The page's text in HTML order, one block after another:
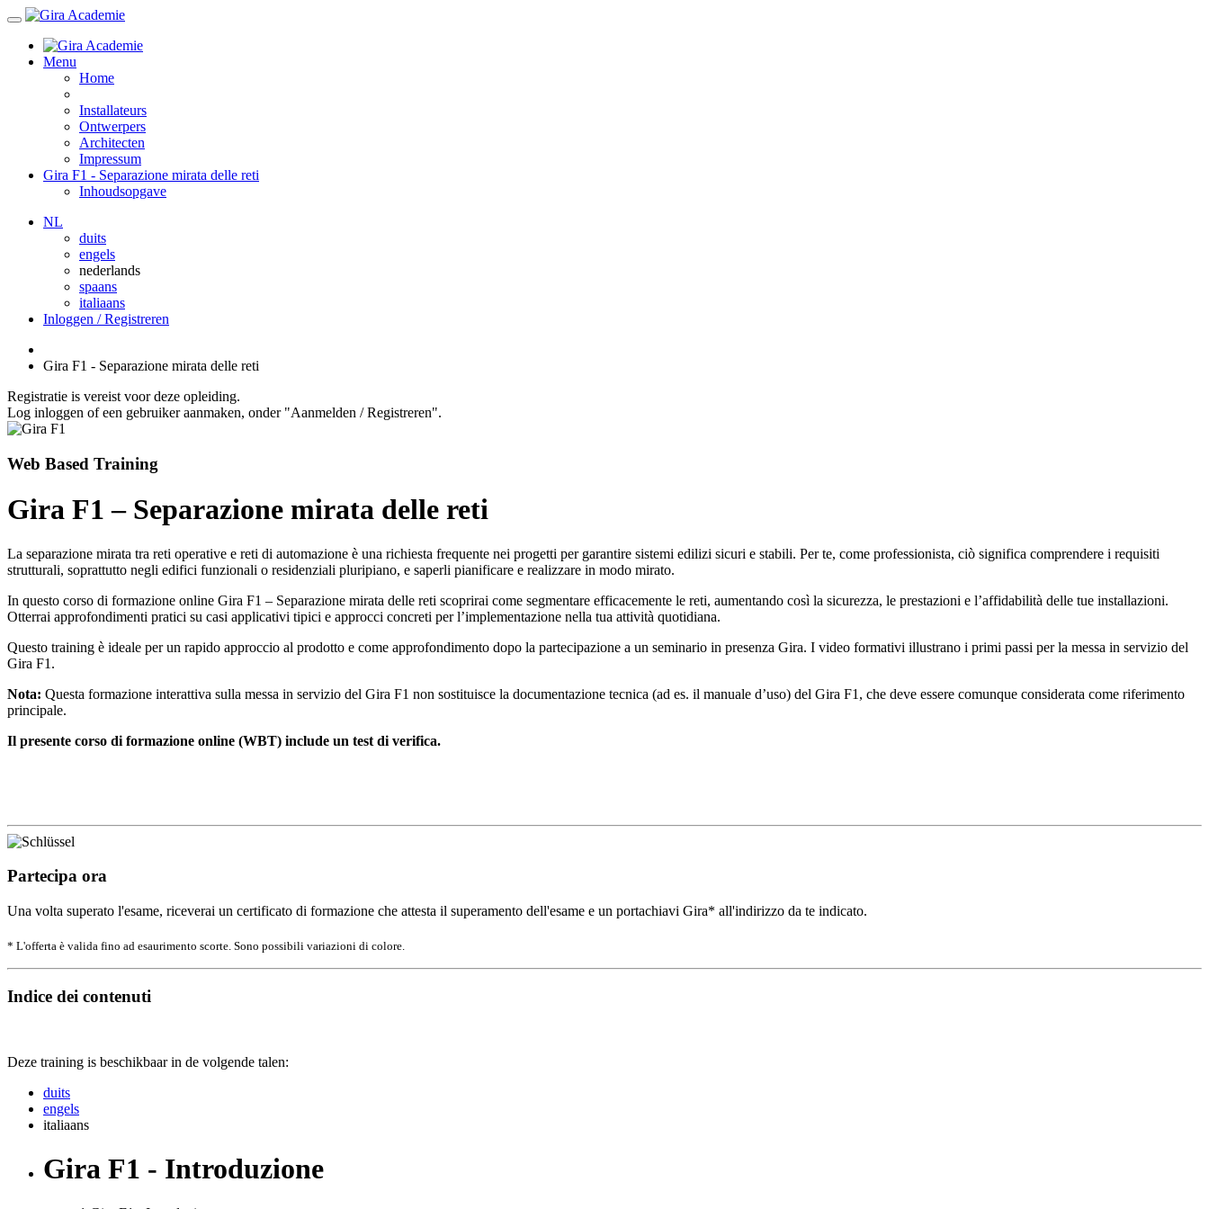
Menu
Home
Installateurs
Ontwerpers
Architecten
Impressum
Gira F1 - Separazione mirata delle reti
Inhoudsopgave
NL
duits
engels
nederlands
spaans
italiaans
Inloggen / Registreren
Gira F1 - Separazione mirata delle reti
Registratie is vereist voor deze opleiding.
Log inloggen of een gebruiker aanmaken, onder "Aanmelden / Registreren".
Web Based Training
Gira F1 – Separazione mirata delle reti
La separazione mirata tra reti operative e reti di automazione è una richiesta frequente nei progetti per garantire sistemi edilizi sicuri e stabili. Per te, come professionista, ciò significa comprendere i requisiti
strutturali, soprattutto negli edifici funzionali o residenziali pluripiano, e saperli pianificare e realizzare in modo mirato.
In questo corso di formazione online Gira F1 – Separazione mirata delle reti scoprirai come segmentare efficacemente le reti, aumentando così la sicurezza, le prestazioni e l’affidabilità delle tue installazioni.
Otterrai approfondimenti pratici su casi applicativi tipici e approcci concreti per l’implementazione nella tua attività quotidiana.
Questo training è ideale per un rapido approccio al prodotto e come approfondimento dopo la partecipazione a un seminario in presenza Gira. I video formativi illustrano i primi passi per la messa in servizio del
Gira F1.
Nota: Questa formazione interattiva sulla messa in servizio del Gira F1 non sostituisce la documentazione tecnica (ad es. il manuale d’uso) del Gira F1, che deve essere comunque considerata come riferimento
principale.
Il presente corso di formazione online (WBT) include un test di verifica.
Partecipa ora
Una volta superato l'esame, riceverai un certificato di formazione che attesta il superamento dell'esame e un portachiavi Gira* all'indirizzo da te indicato.
* L'offerta è valida fino ad esaurimento scorte. Sono possibili variazioni di colore.
Indice dei contenuti
Deze training is beschikbaar in de volgende talen:
duits
engels
italiaans
Gira F1 - Introduzione